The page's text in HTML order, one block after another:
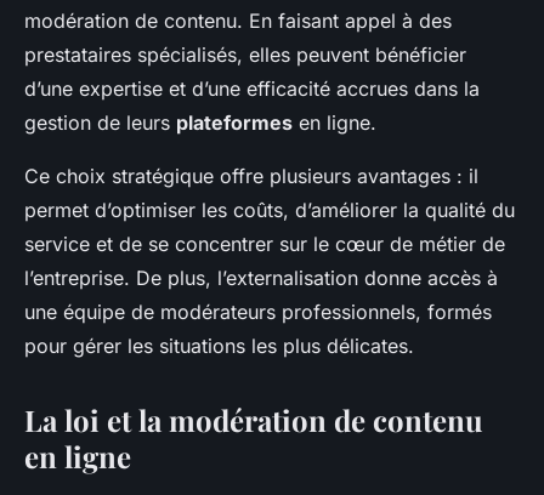
modération de contenu. En faisant appel à des
prestataires spécialisés, elles peuvent bénéficier
d’une expertise et d’une efficacité accrues dans la
gestion de leurs plateformes en ligne.
Ce choix stratégique offre plusieurs avantages : il
permet d’optimiser les coûts, d’améliorer la qualité du
service et de se concentrer sur le cœur de métier de
l’entreprise. De plus, l’externalisation donne accès à
une équipe de modérateurs professionnels, formés
pour gérer les situations les plus délicates.
La loi et la modération de contenu
en ligne